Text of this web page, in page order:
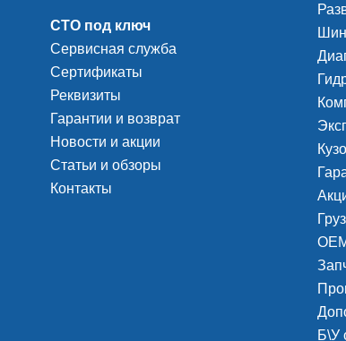
СТО под ключ
Сервисная служба
Сертификаты
Реквизиты
Гарантии и возврат
Новости и акции
Статьи и обзоры
Контакты
Б\У